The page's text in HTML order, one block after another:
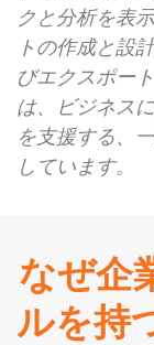
クと分析を表
トの作成と設
びエクスポー
は、ビジネス
を支援する、
しています。
なぜ企
ルを持